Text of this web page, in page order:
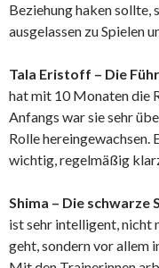
Beziehung haken sollte,
ausgelassen zu Spielen
Tala Eristoff – Die
hat mit 10 Monaten die
Anfangs war sie sehr
Rolle hereingewachsen.
wichtig, regelmäßig
Shima – Die schwarze
ist sehr intelligent, nicht
geht, sondern vor allem